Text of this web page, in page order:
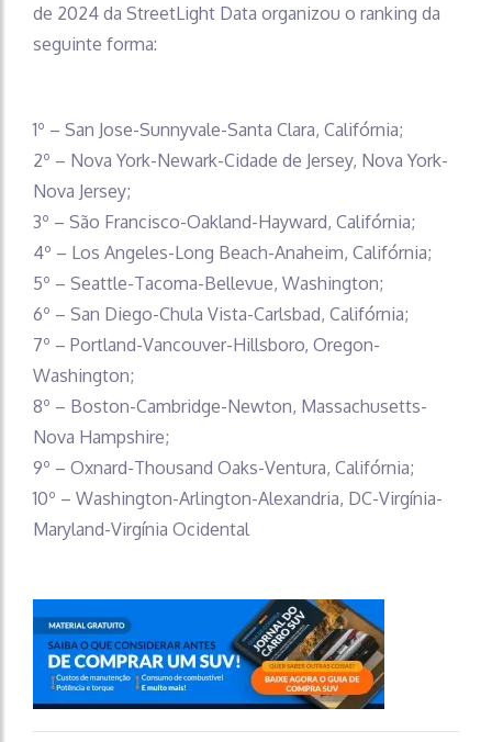
de 2024 da StreetLight Data organizou o ranking da
seguinte forma:
1º – San Jose-Sunnyvale-Santa Clara, Califórnia;
2º – Nova York-Newark-Cidade de Jersey, Nova York-
Nova Jersey;
3º – São Francisco-Oakland-Hayward, Califórnia;
4º – Los Angeles-Long Beach-Anaheim, Califórnia;
5º – Seattle-Tacoma-Bellevue, Washington;
6º – San Diego-Chula Vista-Carlsbad, Califórnia;
7º – Portland-Vancouver-Hillsboro, Oregon-
Washington;
8º – Boston-Cambridge-Newton, Massachusetts-
Nova Hampshire;
9º – Oxnard-Thousand Oaks-Ventura, Califórnia;
10º – Washington-Arlington-Alexandria, DC-Virgínia-
Maryland-Virgínia Ocidental